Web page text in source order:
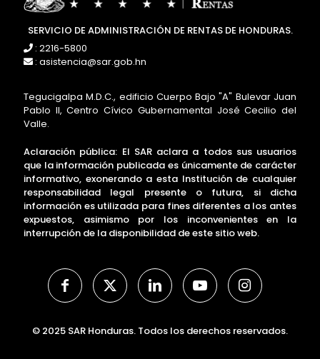
SERVICIO DE ADMINISTRACIÓN DE RENTAS DE HONDURAS.
: 2216-5800
: asistencia@sar.gob.hn
Tegucigalpa M.D.C., edificio Cuerpo Bajo "A" Bulevar Juan
Pablo II, Centro Cívico Gubernamental José Cecilio del
Valle.
Aclaración pública: El SAR aclara a todos sus usuarios
que la información publicada es únicamente de carácter
informativo, exonerando a esta Institución de cualquier
responsabilidad legal presente o futura, si dicha
información es utilizada para fines diferentes a los antes
expuestos, asimismo por los inconvenientes en la
interrupción de la disponibilidad de este sitio web.
© 2025 SAR Honduras. Todos los derechos reservados.